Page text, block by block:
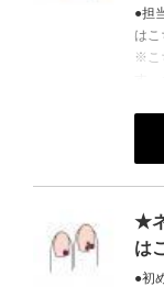
●担
はこ
※こ
す
営
お電
お問
★
は
●初